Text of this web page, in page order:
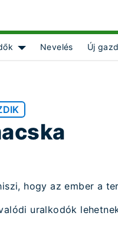
Show submenu for
Nevelés Új
hogy az ember a
uralkodók